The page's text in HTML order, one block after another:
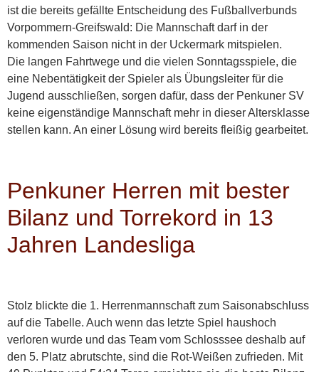
ist die bereits gefällte Entscheidung des Fußballverbunds
Vorpommern-Greifswald: Die Mannschaft darf in der
kommenden Saison nicht in der Uckermark mitspielen.
Die langen Fahrtwege und die vielen Sonntagsspiele, die
eine Nebentätigkeit der Spieler als Übungsleiter für die
Jugend ausschließen, sorgen dafür, dass der Penkuner SV
keine eigenständige Mannschaft mehr in dieser Altersklasse
stellen kann. An einer Lösung wird bereits fleißig gearbeitet.
Penkuner Herren mit bester
Bilanz und Torrekord in 13
Jahren Landesliga
Stolz blickte die 1. Herrenmannschaft zum Saisonabschluss
auf die Tabelle. Auch wenn das letzte Spiel haushoch
verloren wurde und das Team vom Schlosssee deshalb auf
den 5. Platz abrutschte, sind die Rot-Weißen zufrieden. Mit